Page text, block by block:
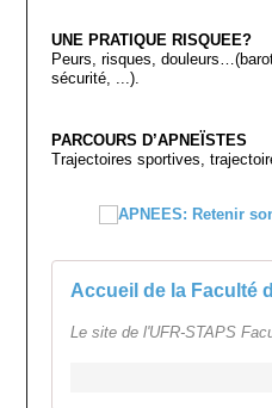
UNE PRATIQUE RISQUEE?
Peurs, risques,
sécurité, ...).
PARCOURS D’APNEÏSTES
Trajectoires sportives,
Accueil de la Faculté
Le site de l'UFR-STAPS